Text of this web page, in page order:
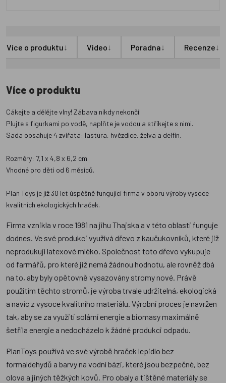
Více o produktu↓ Video↓ Poradna↓ Recenze↓
Více o produktu
Cákejte a dělějte vlny! Zábava nikdy nekončí!
Plujte s figurkami po vodě, naplňte je vodou a stříkejte s nimi.
Sada obsahuje 4 zvířata: lastura, hvězdice, želva a delfín.
Rozměry: 7,1 x 4,8 x 6,2 cm
Vhodné pro děti od 6 měsíců.
Plan Toys je již 30 let úspěšně fungující firma v oboru výroby vysoce
kvalitních ekologických hraček.
Firma vznikla v roce 1981 na jihu Thajska a v této oblasti funguje
dodnes. Ve své produkci využívá dřevo z kaučukovníků, které již
neprodukují latexové mléko. Společnost toto dřevo vykupuje
od farmářů, pro které již nemá žádnou hodnotu, ale rovněž dbá
na to, aby byly opětovně vysazovány stromy nové. Právě
použitím těchto stromů, je výroba trvale udržitelná, ekologická
a navíc z vysoce kvalitního materiálu. Výrobní proces je navržen
tak, aby se za využití solární energie a biomasy maximálně
šetřila energie a nedocházelo k žádné produkci odpadu.
PlanToys používá ve své výrobě hraček lepidlo bez
formaldehydů a barvy na vodní bázi, které jsou bezpečné, bez
olova a jiných těžkých kovů. Pro obaly a tištěné materiály se